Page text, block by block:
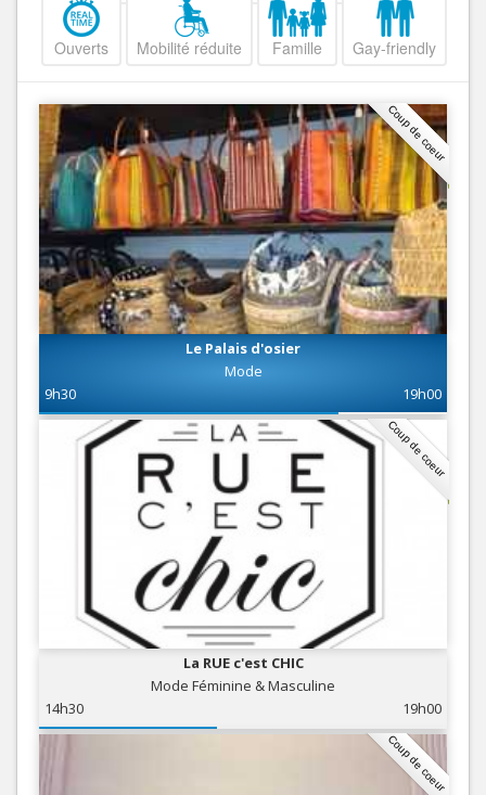
Ouverts Mobilité réduite Famille Gay-friendly
Coup de coeur
Le Palais d'osier
Mode
9h30
19h00
Coup de coeur
La RUE c'est CHIC
Mode Féminine & Masculine
14h30
19h00
Coup de coeur